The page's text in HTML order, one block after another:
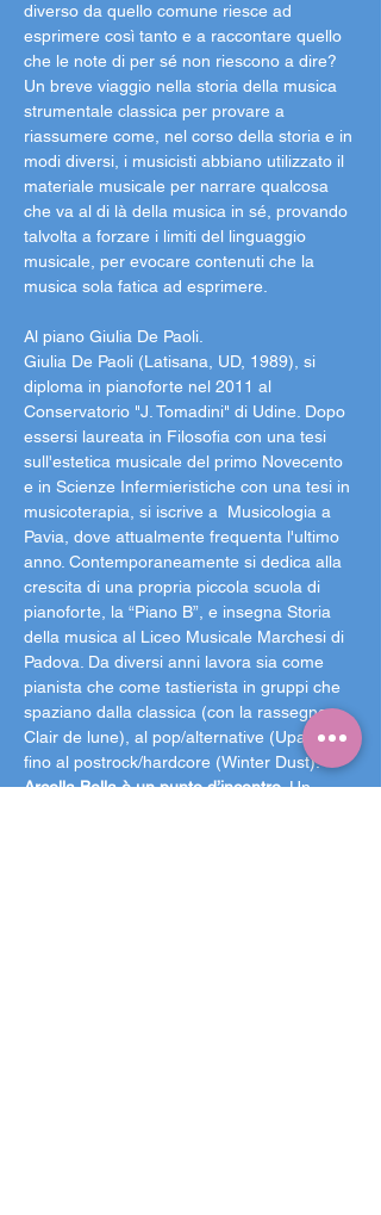
diverso da quello comune riesce ad
esprimere così tanto e a raccontare quello
che le note di per sé non riescono a dire?
Un breve viaggio nella storia della musica
strumentale classica per provare a
riassumere come, nel corso della storia e in
modi diversi, i musicisti abbiano utilizzato il
materiale musicale per narrare qualcosa
che va al di là della musica in sé, provando
talvolta a forzare i limiti del linguaggio
musicale, per evocare contenuti che la
musica sola fatica ad esprimere.
Al piano Giulia De Paoli.
Giulia De Paoli (Latisana, UD, 1989), si
diploma in pianoforte nel 2011 al
Conservatorio "J. Tomadini" di Udine. Dopo
essersi laureata in Filosofia con una tesi
sull'estetica musicale del primo Novecento
e in Scienze Infermieristiche con una tesi in
musicoterapia, si iscrive a  Musicologia a
Pavia, dove attualmente frequenta l'ultimo
anno. Contemporaneamente si dedica alla
crescita di una propria piccola scuola di
pianoforte, la “Piano B”, e insegna Storia
della musica al Liceo Musicale Marchesi di
Padova. Da diversi anni lavora sia come
pianista che come tastierista in gruppi che
spaziano dalla classica (con la rassegna
Clair de lune), al pop/alternative (Upam),
fino al postrock/hardcore (Winter Dust).
Arcella Bella è un punto d’incontro. Un